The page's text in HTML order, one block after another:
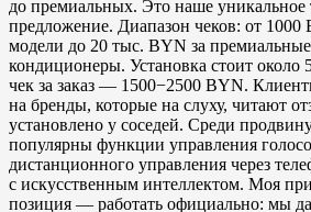
до премиальных. Это наше уникальное
предложение. Диапазон чеков: от
модели до 20 тыс. BYN за
кондиционеры. Установка стоит около
чек за заказ — 1500−2500 BYN.
на бренды, которые на слуху, читают
установлено у соседей. Среди
популярны функции управления
дистанционного управления через
с искусственным интеллектом. Моя
позиция — работать официально: мы